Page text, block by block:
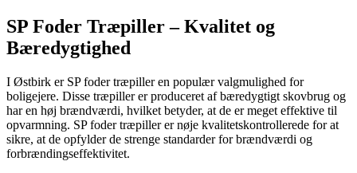
SP Foder Træpiller – Kvalitet og
Bæredygtighed
I Østbirk er SP foder træpiller en populær valgmulighed for
boligejere. Disse træpiller er produceret af bæredygtigt skovbrug og
har en høj brændværdi, hvilket betyder, at de er meget effektive til
opvarmning. SP foder træpiller er nøje kvalitetskontrollerede for at
sikre, at de opfylder de strenge standarder for brændværdi og
forbrændingseffektivitet.